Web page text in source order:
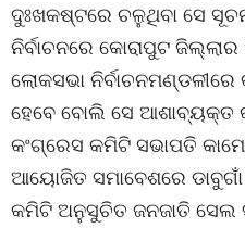
ଦୁଃଖକଷ୍ଟରେ ଚଳୁଥିବା ସେ
ନିର୍ବାଚନରେ କୋରାପୁଟ
ଲୋକସଭା ନିର୍ବାଚନମଣ୍ଡଳୀରେ
ହେବେ ବୋଲି ସେ
କଂଗ୍ରେସ କମିଟି ସଭାପତି
ଆୟୋଜିତ ସମାବେଶରେ
କମିଟି ଅନୁସୁଚିତ ଜନଜାତି ସେଲ